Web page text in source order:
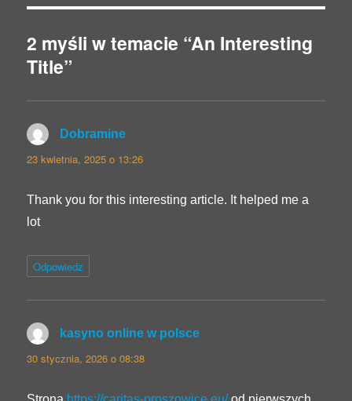
2 myśli w temacie “An Interesting
Title”
Dobramine
23 kwietnia, 2025 o 13:26
Thank you for this interesting article. It helped me a
lot
Odpowiedz
kasyno online w polsce
30 stycznia, 2026 o 08:38